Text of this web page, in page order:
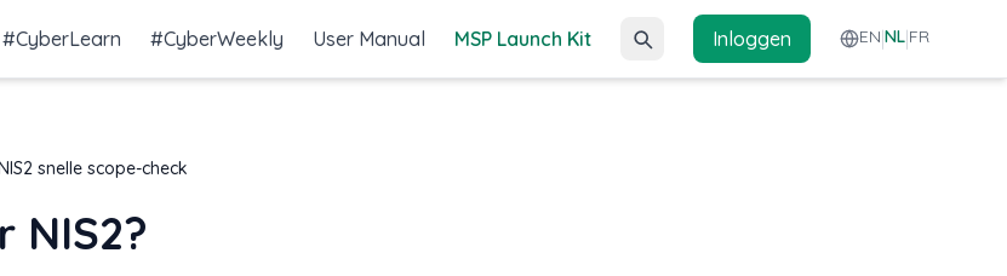
#CyberLearn #CyberWeekly User Manual MSP Launch Kit Inloggen EN NL FR
snelle scope-check
NIS2?